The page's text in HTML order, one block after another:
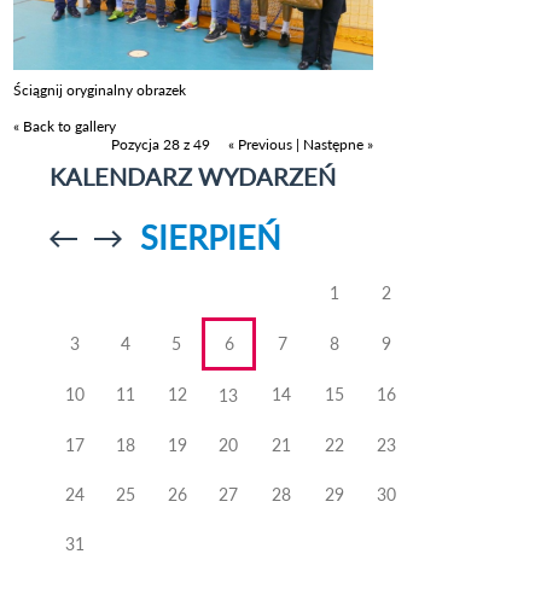
Ściągnij oryginalny obrazek
« Back to gallery
Pozycja 28 z 49
« Previous | Następne »
KALENDARZ WYDARZEŃ
Przejdź doPrzejdź do
SIERPIEŃ
1 2
3 4 5 6 7 8 9
10 11 12 13 14 15 16
17 18 19 20 21 22 23
24 25 26 27 28 29 30
31